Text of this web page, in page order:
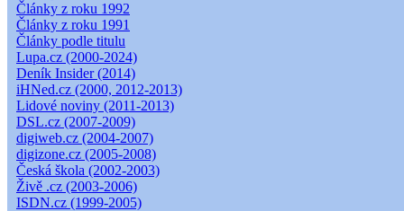
Články z roku 1992
Články z roku 1991
Články podle titulu
Lupa.cz (2000-2024)
Deník Insider (2014)
iHNed.cz (2000, 2012-2013)
Lidové noviny (2011-2013)
DSL.cz (2007-2009)
digiweb.cz (2004-2007)
digizone.cz (2005-2008)
Česká škola (2002-2003)
Živě .cz (2003-2006)
ISDN.cz (1999-2005)